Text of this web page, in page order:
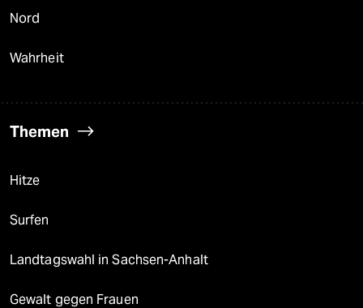
Nord
Wahrheit
Themen
Hitze
Surfen
Landtagswahl in Sachsen-Anhalt
Gewalt gegen Frauen